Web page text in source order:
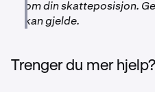
om din skatteposisjon.
kan gjelde.
Trenger du mer hjelp?